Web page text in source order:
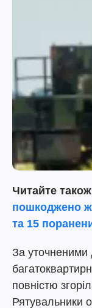
Читайте
пошкоджено
та 15
За
повністю
Рятувальники